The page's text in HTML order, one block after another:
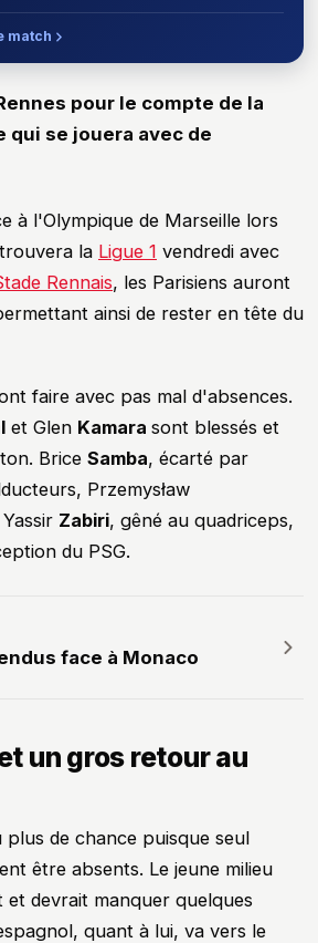
match
pour le compte de la
qui se jouera avec de
à l'Olympique de Marseille lors
la Ligue 1 vendredi avec
Rennais, les Parisiens auront
ainsi de rester en tête du
faire avec pas mal d'absences.
et Glen Kamara sont blessés et
Brice Samba, écarté par
Przemysław
Zabiri, gêné au quadriceps,
du PSG.
face à Monaco
un gros retour au
de chance puisque seul
être absents. Le jeune milieu
devrait manquer quelques
quant à lui, va vers le